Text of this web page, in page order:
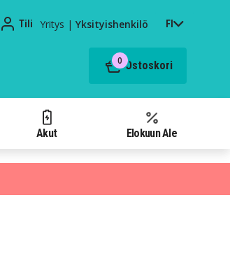
Tili Yritys | Yksityishenkilö FI
0 Ostoskori
Akut Elokuun Ale